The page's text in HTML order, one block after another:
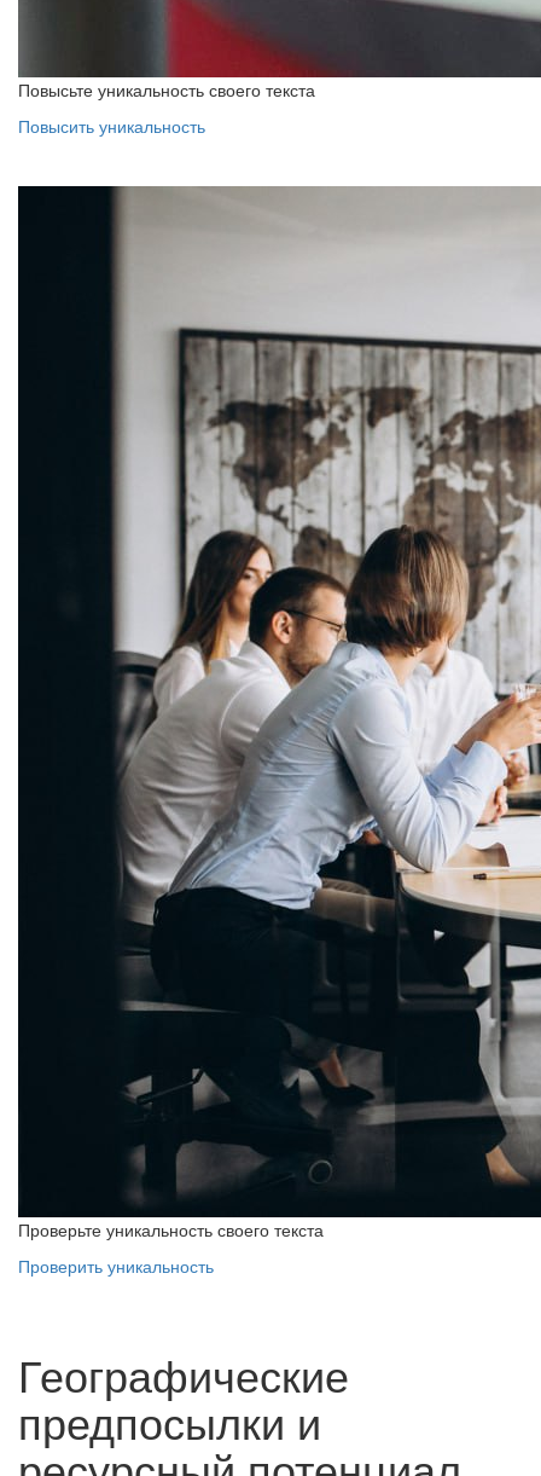
Повысьте уникальность своего текста
Повысить уникальность
Проверьте уникальность своего текста
Проверить уникальность
Географические
предпосылки и